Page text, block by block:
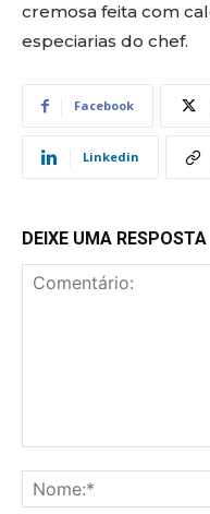
cremosa feita com
especiarias do chef.
Facebook
Linkedin
DEIXE UMA RESPOSTA